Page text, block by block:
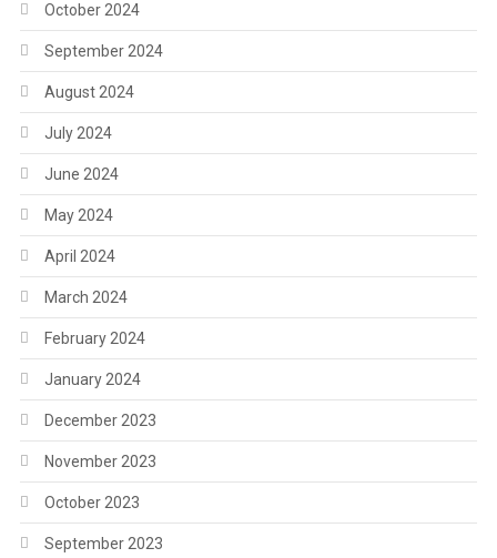
October 2024
September 2024
August 2024
July 2024
June 2024
May 2024
April 2024
March 2024
February 2024
January 2024
December 2023
November 2023
October 2023
September 2023